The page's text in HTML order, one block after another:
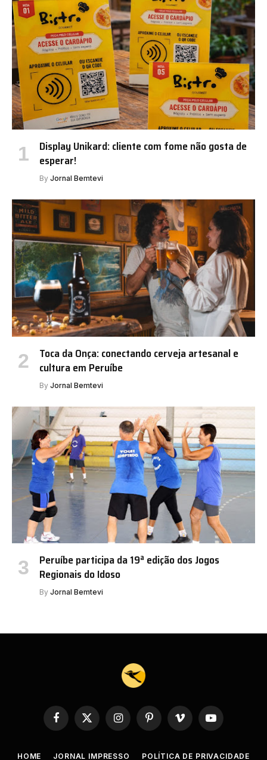
Display Unikard: cliente com fome não gosta de
esperar!
By Jornal Bemtevi
Toca da Onça: conectando cerveja artesanal e
cultura em Peruíbe
By Jornal Bemtevi
Peruíbe participa da 19ª edição dos Jogos
Regionais do Idoso
By Jornal Bemtevi
Facebook
X
(Twitter)
InstagramPinterestVimeo YouTube
HOME JORNAL IMPRESSO POLÍTICA DE PRIVACIDADE